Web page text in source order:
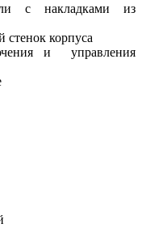
с накладками из
стенок корпуса
и управления